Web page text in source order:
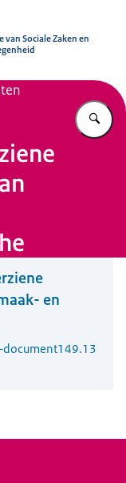
van Sociale Zaken en
en
document149.13